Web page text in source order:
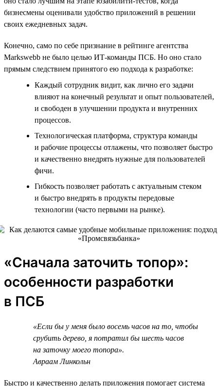
бизнесмены оценивали удобство приложений в решении
своих ежедневных задач.
Конечно, само по себе признание в рейтинге агентства
Markswebb не было целью ИТ-команды ПСБ. Но оно стало
прямым следствием принятого ею подхода к разработке:
Каждый сотрудник видит, как лично его задачи
влияют на конечный результат и опыт пользователей,
и свободен в улучшении продукта и внутренних
процессов.
Технологическая платформа, структура команды
и рабочие процессы отлажены, что позволяет быстро
и качественно внедрять нужные для пользователей
фичи.
Гибкость позволяет работать с актуальным стеком
и быстро внедрять в продукты передовые
технологии (часто первыми на рынке).
«Сначала заточить топор»:
особенности разработки
в ПСБ
«Если бы у меня было восемь часов на то, чтобы
срубить дерево, я потратил бы шесть часов
на заточку моего топора».
Авраам Линкольн
Быстро и качественно делать приложения помогает система